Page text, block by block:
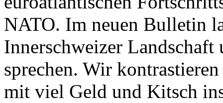
NATO. Im neuen Bulletin
Innerschweizer
sprechen. Wir
mit viel Geld und Kitsch